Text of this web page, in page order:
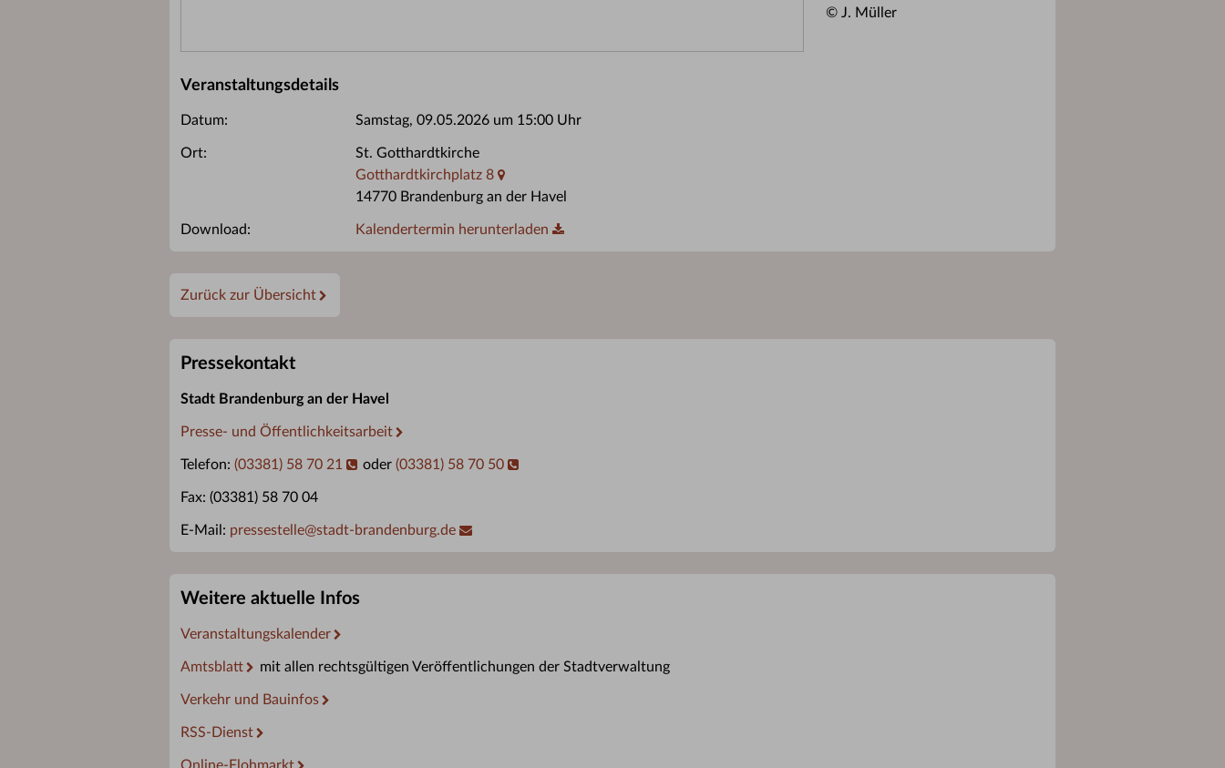
© J. Müller
Veranstaltungsdetails
Datum: Samstag, 09.05.2026 um 15:00 Uhr
Ort:
St. Gotthardtkirche
Gotthardtkirchplatz 8
14770 Brandenburg an der Havel
Download: Kalendertermin herunterladen
Zurück zur Übersicht
Pressekontakt
Stadt Brandenburg an der Havel
Presse- und Öffentlichkeitsarbeit
Telefon: (03381) 58 70 21 oder (03381) 58 70 50
Fax: (03381) 58 70 04
E-Mail: pressestelle@stadt-brandenburg.de
Weitere aktuelle Infos
Veranstaltungskalender
Amtsblatt mit allen rechtsgültigen Veröffentlichungen der Stadtverwaltung
Verkehr und Bauinfos
RSS-Dienst